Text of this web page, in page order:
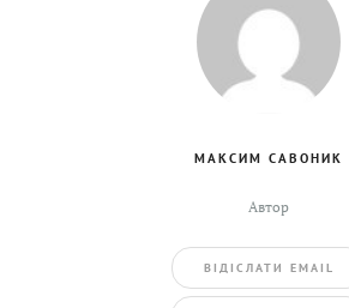
МАКСИМ САВОНИК
Автор
ВIДIСЛАТИ EMAIL